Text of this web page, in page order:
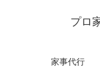
プロ
家事代行